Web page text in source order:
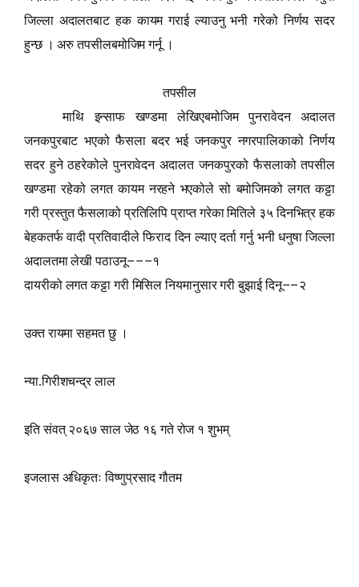
जिल्ला अदालतबाट हक कायम गराई ल्याउनु भनी गरेको निर्णय सदर
हुन्छ
। अरु तपसीलबमोजिम गर्नू ।
तपसील
माथि इन्साफ खण्डमा लेखिएबमोजिम पुनरावेदन अदालत
जनकपुरबाट भएको फैसला बदर भई जनकपुर नगरपालिकाको निर्णय
सदर हुने ठहरेकोले पुनरावेदन अदालत जनकपुरको फैसलाको तपसील
खण्डमा रहेको लगत कायम नरहने भएकोले सो बमोजिमको लगत कट्टा
गरी प्रस्तुत फैसलाको प्रतिलिपि प्राप्त गरेका मितिले ३५ दिनभित्र हक
बेहकतर्फ वादी प्रतिवादीले फिराद दिन ल्याए दर्ता गर्नु भनी धनुषा जिल्ला
अदालतमा लेखी पठाउनू–––१
दायरीको लगत कट्टा गरी मिसिल नियमानुसार गरी बुझाई दिनू––२
उक्त रायमा सहमत छु ।
न्या.गिरीशचन्द्र लाल
इति संवत् २०६७ साल जेठ १६ गते रोज १ शुभम्
इजलास अधिकृतः विष्णुप्रसाद गौतम